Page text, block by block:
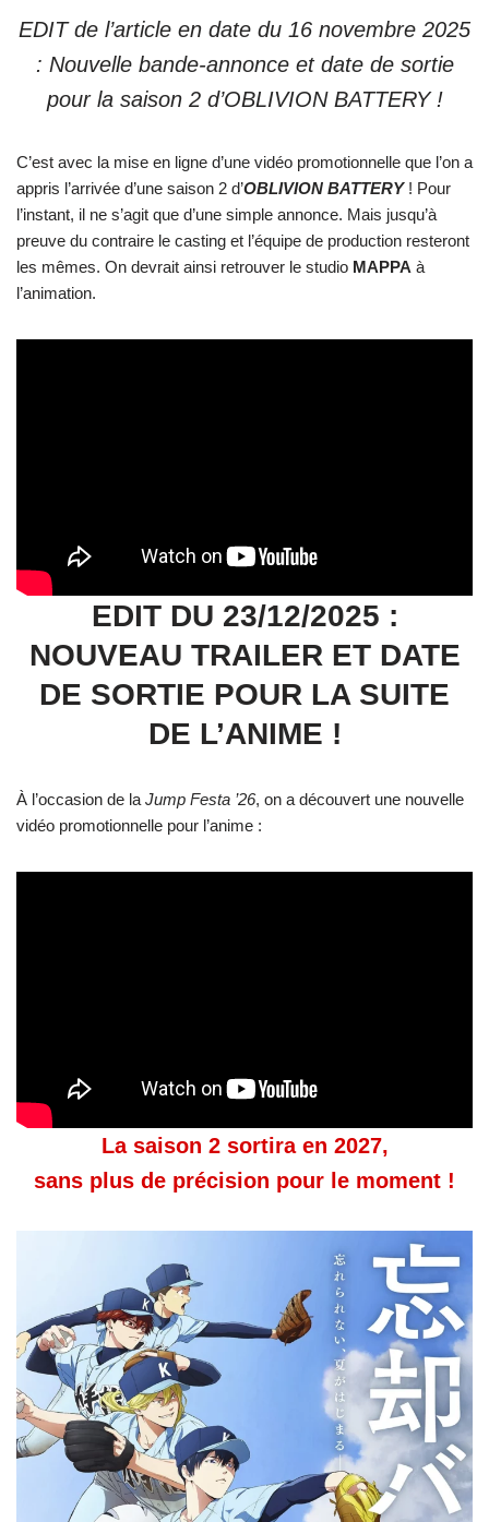
EDIT de l’article en date du 16 novembre 2025
: Nouvelle bande-annonce et date de sortie
pour la saison 2 d’OBLIVION BATTERY !
C’est avec la mise en ligne d’une vidéo promotionnelle que l’on a
appris l’arrivée d’une saison 2 d’OBLIVION BATTERY! Pour
l’instant, il ne s’agit que d’une simple annonce. Mais jusqu’à
preuve du contraire le casting et l’équipe de production resteront
les mêmes. On devrait ainsi retrouver le studio MAPPA à
l’animation.
EDIT DU 23/12/2025 :
NOUVEAU TRAILER ET DATE
DE SORTIE POUR LA SUITE
DE L’ANIME !
À l’occasion de la Jump Festa ’26, on a découvert une nouvelle
vidéo promotionnelle pour l’anime :
La saison 2 sortira en 2027,
sans plus de précision pour le moment !